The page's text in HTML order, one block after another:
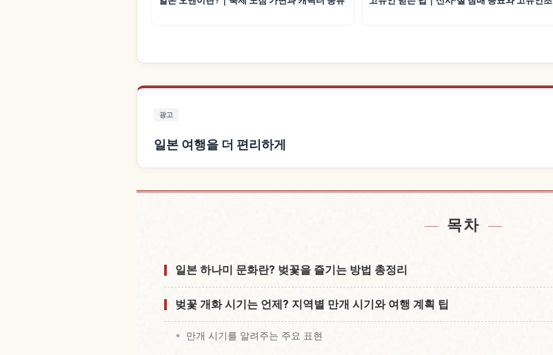
광고
일본 여행을 더 편리하게
목차
일본 하나미 문화란? 벚꽃을 즐기는 방법 총정리
벚꽃 개화 시기는 언제? 지역별 만개 시기와 여행 계획 팁
만개 시기를 알려주는 주요 표현